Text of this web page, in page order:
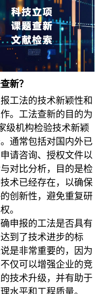
新？
工法的技术新颖性和
。工法查新的目的为
级机构检验技术新颖
通常包括对国内外已
请咨询、授权文件以
对比分析，目的是检
术已经存在，以确保
创新性，避免重复研
。
申报的工法是否具有
到了技术进步的标
是非常重要的，因为
仅可以增强企业的竞
技术升级，并有助于
水平和工程质量。